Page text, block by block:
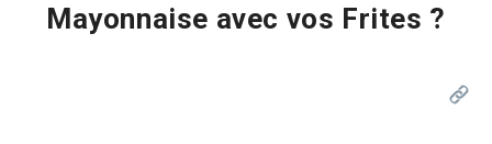
Mayonnaise avec vos Frites ?